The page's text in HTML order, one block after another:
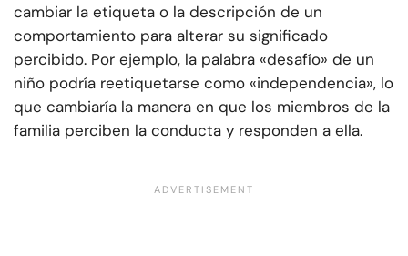
cambiar la etiqueta o la descripción de un
comportamiento para alterar su significado
percibido. Por ejemplo, la palabra «desafío» de un
niño podría reetiquetarse como «independencia», lo
que cambiaría la manera en que los miembros de la
familia perciben la conducta y responden a ella.